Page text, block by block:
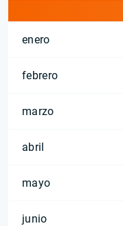
enero
febrero
marzo
abril
mayo
junio